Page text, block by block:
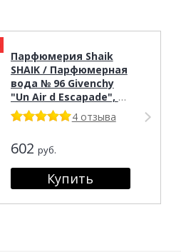
Парфюмерия Shaik
SHAIK / Парфюмерная
вода № 96 Givenchy
"Un Air d Escapade", 20
мл.
4 отзыва
602 руб.